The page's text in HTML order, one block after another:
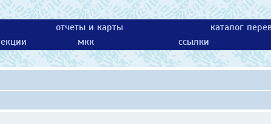
отчеты и карты каталог
мкк ссылки